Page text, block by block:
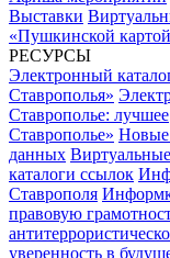
Выставки
«Пушкинской
РЕСУРСЫ
Электронный
Ставрополья»
Ставрополье: лучшее
Ставрополье» Новые
данных
каталоги ссылок
Ставрополя
правовую
уверенность в